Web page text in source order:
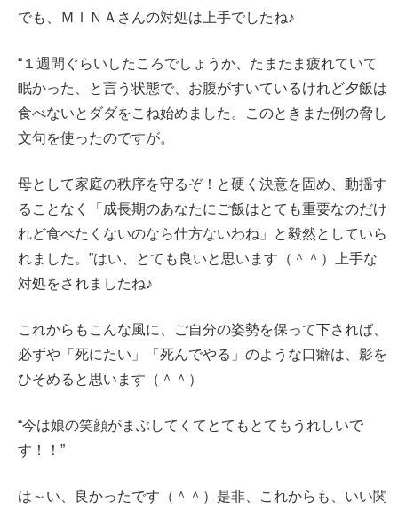
でも、ＭＩＮＡさんの対処は上手でしたね♪
“１週間ぐらいしたころでしょうか、たまたま疲れていて
眠かった、と言う状態で、お腹がすいているけれど夕飯は
食べないとダダをこね始めました。このときまた例の脅し
文句を使ったのですが。
母として家庭の秩序を守るぞ！と硬く決意を固め、動揺す
ることなく「成長期のあなたにご飯はとても重要なのだけ
れど食べたくないのなら仕方ないわね」と毅然としていら
れました。”はい、とても良いと思います（＾＾）上手な
対処をされましたね♪
これからもこんな風に、ご自分の姿勢を保って下されば、
必ずや「死にたい」「死んでやる」のような口癖は、影を
ひそめると思います（＾＾）
“今は娘の笑顔がまぶしてくてとてもとてもうれしいで
す！！”
は～い、良かったです（＾＾）是非、これからも、いい関